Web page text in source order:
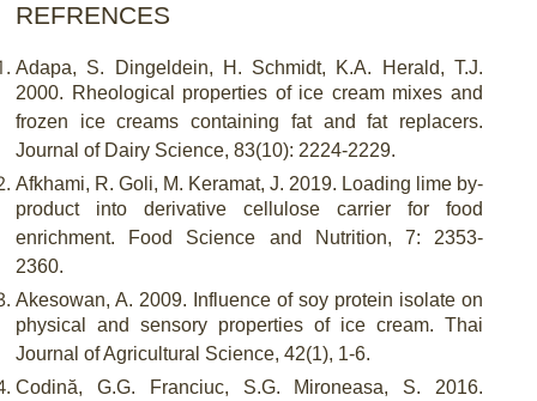
REFRENCES
Adapa, S. Dingeldein, H. Schmidt, K.A. Herald, T.J.
2000. Rheological properties of ice cream mixes and
frozen ice creams containing fat and fat replacers.
Journal of Dairy Science, 83(10): 2224-2229.
Afkhami, R. Goli, M. Keramat, J. 2019. Loading lime by‐
product into derivative cellulose carrier for food
enrichment. Food Science and Nutrition, 7: 2353-
2360.
Akesowan, A. 2009. Influence of soy protein isolate on
physical and sensory properties of ice cream. Thai
Journal of Agricultural Science, 42(1), 1-6.
Codină, G.G. Franciuc, S.G. Mironeasa, S. 2016.